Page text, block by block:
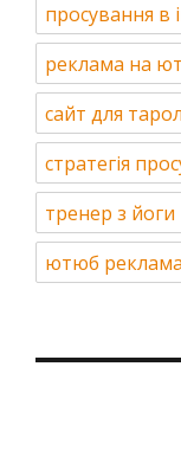
просування в
реклама на
сайт для
стратегія
тренер з йоги
ютюб реклама